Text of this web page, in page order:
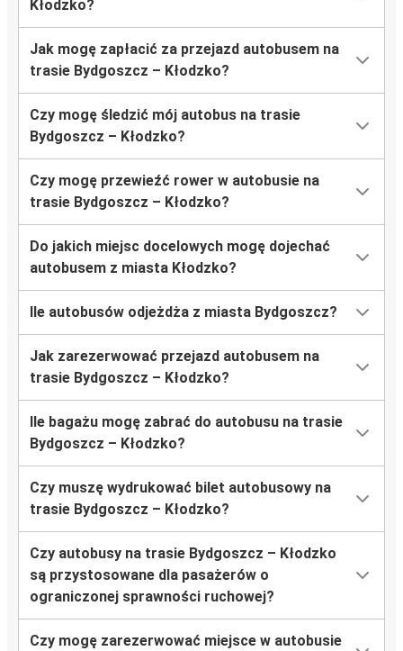
Kłodzko?
Jak mogę zapłacić za przejazd autobusem na
trasie Bydgoszcz – Kłodzko?
Czy mogę śledzić mój autobus na trasie
Bydgoszcz – Kłodzko?
Czy mogę przewieźć rower w autobusie na
trasie Bydgoszcz – Kłodzko?
Do jakich miejsc docelowych mogę dojechać
autobusem z miasta Kłodzko?
Ile autobusów odjeżdża z miasta Bydgoszcz?
Jak zarezerwować przejazd autobusem na
trasie Bydgoszcz – Kłodzko?
Ile bagażu mogę zabrać do autobusu na trasie
Bydgoszcz – Kłodzko?
Czy muszę wydrukować bilet autobusowy na
trasie Bydgoszcz – Kłodzko?
Czy autobusy na trasie Bydgoszcz – Kłodzko
są przystosowane dla pasażerów o
ograniczonej sprawności ruchowej?
Czy mogę zarezerwować miejsce w autobusie